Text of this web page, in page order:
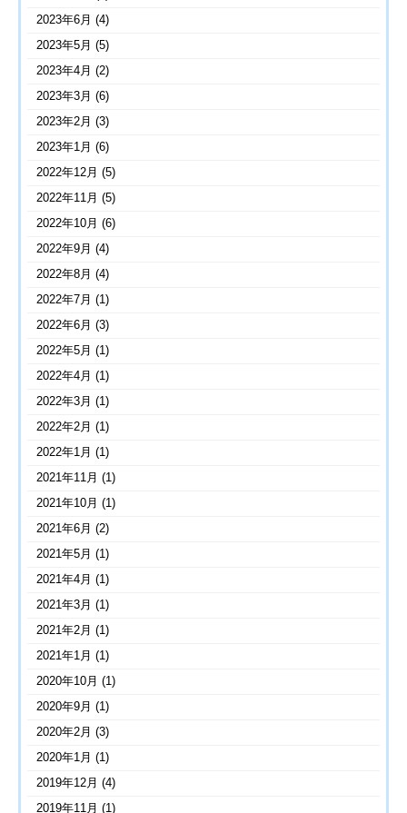
2023年6月 (4)
2023年5月 (5)
2023年4月 (2)
2023年3月 (6)
2023年2月 (3)
2023年1月 (6)
2022年12月 (5)
2022年11月 (5)
2022年10月 (6)
2022年9月 (4)
2022年8月 (4)
2022年7月 (1)
2022年6月 (3)
2022年5月 (1)
2022年4月 (1)
2022年3月 (1)
2022年2月 (1)
2022年1月 (1)
2021年11月 (1)
2021年10月 (1)
2021年6月 (2)
2021年5月 (1)
2021年4月 (1)
2021年3月 (1)
2021年2月 (1)
2021年1月 (1)
2020年10月 (1)
2020年9月 (1)
2020年2月 (3)
2020年1月 (1)
2019年12月 (4)
2019年11月 (1)